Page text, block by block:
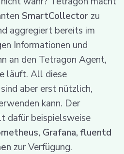
SmartCollector zu
aggregiert bereits im
Informationen und
an den Tetragon Agent,
läuft. All diese
aber erst nützlich,
kann. Der
dafür beispielsweise
Grafana, fluentd
zur Verfügung.